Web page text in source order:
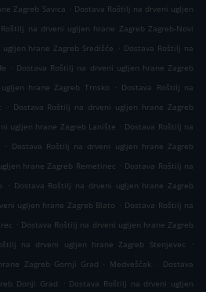
Zagreb Savica . Dostava Roštilj na drveni ugljen
na drveni ugljen hrane Zagreb Zagreb-Novi
hrane Zagreb Središće . Dostava Roštilj na
. Dostava Roštilj na drveni ugljen hrane Zagreb
hrane Zagreb Trnsko . Dostava Roštilj na
. Dostava Roštilj na drveni ugljen hrane Zagreb
ugljen hrane Zagreb Lanište . Dostava Roštilj na
. Dostava Roštilj na drveni ugljen hrane Zagreb
hrane Zagreb Remetinec . Dostava Roštilj na
. Dostava Roštilj na drveni ugljen hrane Zagreb
ugljen hrane Zagreb Blato . Dostava Roštilj na
. Dostava Roštilj na drveni ugljen hrane Zagreb
na drveni ugljen hrane Zagreb Stenjevec
.
Zagreb Gornji Grad - Medveščak
. Dostava
Donji Grad
. Dostava Roštilj na drveni ugljen